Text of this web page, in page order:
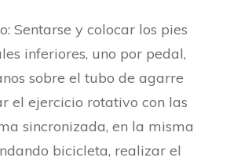
Sentarse y colocar los pies
inferiores, uno por pedal,
sobre el tubo de agarre
el ejercicio rotativo con las
sincronizada, en la misma
bicicleta, realizar el